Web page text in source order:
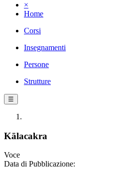
×
Home
Corsi
Insegnamenti
Persone
Strutture
☰
Kālacakra
Voce
Data di Pubblicazione: